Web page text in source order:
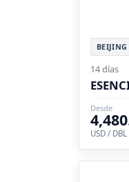
BEIJING
14 días
Desde
USD / DBL